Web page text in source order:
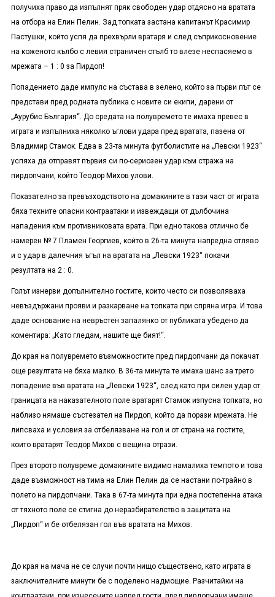
получиха право да изпълнят пряк свободен удар отдясно на вратата
на отбора на Елин Пелин. Зад топката застана капитанът Красимир
Пастушки, който успя да прехвърли вратаря и след съприкосновение
на коженото кълбо с левия страничен стълб то влезе неспасяемо в
мрежата – 1 : 0 за Пирдоп!
Попадението даде импулс на състава в зелено, който за първи път се
представи пред родната публика с новите си екипи, дарени от
„Аурубис България“. До средата на полувремето те имаха превес в
играта и изпълниха няколко ъглови удара пред вратата, пазена от
Владимир Стамок. Едва в 23-та минута футболистите на „Левски 1923“
успяха да отправят първия си по-сериозен удар към стража на
пирдопчани, който Теодор Михов улови.
Показателно за превъзходството на домакините в тази част от играта
бяха техните опасни контраатаки и извеждащи от дълбочина
нападения към противниковата врата. При едно такова отлично бе
намерен № 7 Пламен Георгиев, който в 26-та минута напредна отляво
и с удар в далечния ъгъл на вратата на „Левски 1923“ покачи
резултата на 2 : 0.
Голът изнерви допълнително гостите, които често си позволяваха
невъздържани прояви и разкарване на топката при спряна игра. И това
даде основание на невръстен запалянко от публиката убедено да
коментира: „Като гледам, нашите ще бият!“.
До края на полувремето възможностите пред пирдопчани да покачат
още резултата не бяха малко. В 36-та минута те имаха шанс за трето
попадение във вратата на „Левски 1923“, след като при силен удар от
границата на наказателното поле вратарят Стамок изпусна топката, но
наблизо нямаше състезател на Пирдоп, който да порази мрежата. Не
липсваха и условия за отбелязване на гол и от страна на гостите,
които вратарят Теодор Михов с вещина отрази.
През второто полувреме домакините видимо намалиха темпото и това
даде възможност на тима на Елин Пелин да се настани по-трайно в
полето на пирдопчани. Така в 67-та минута при една постепенна атака
от тяхното поле се стигна до неразбирателство в защитата на
„Пирдоп“ и бе отбелязан гол във вратата на Михов.
До края на мача не се случи почти нищо съществено, като играта в
заключителните минути бе с поделено надмощие. Разчитайки на